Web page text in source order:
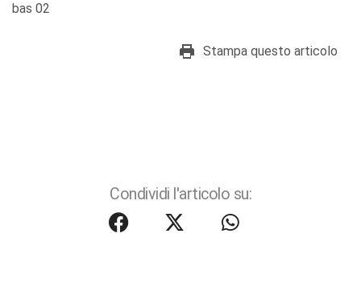
bas 02
Stampa questo articolo
Condividi l'articolo su: